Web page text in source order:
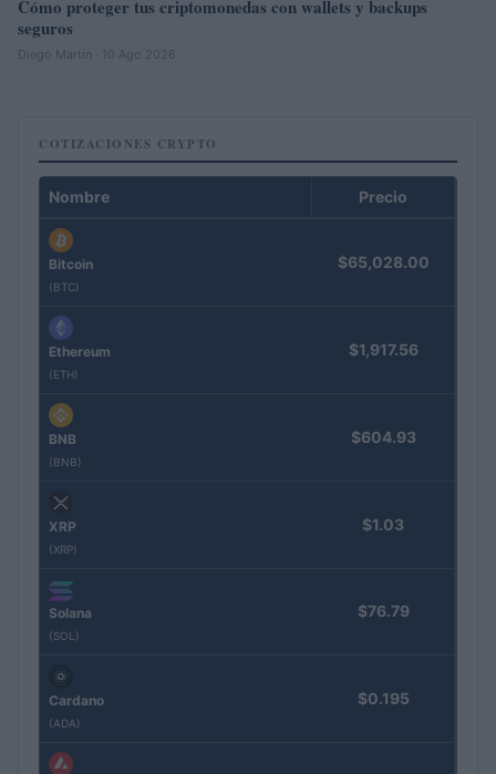
Cómo proteger tus criptomonedas con wallets y backups
seguros
Diego Martín · 10 Ago 2026
COTIZACIONES CRYPTO
Nombre Precio
Bitcoin
(BTC)
$65,028.00
Ethereum
(ETH)
$1,917.56
BNB
(BNB)
$604.93
XRP
(XRP)
$1.03
Solana
(SOL)
$76.79
Cardano
(ADA)
$0.195